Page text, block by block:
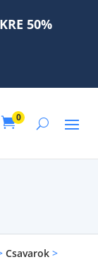
50%
0
Csavarok>